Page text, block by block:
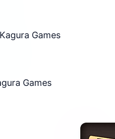
Games
Games